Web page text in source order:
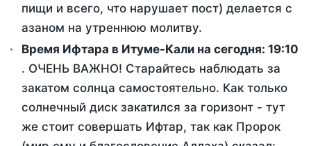
пищи и всего, что нарушает пост) делается с
азаном на утреннюю молитву.
Время Ифтара в Итуме-Кали на сегодня: 19:10
. ОЧЕНЬ ВАЖНО! Старайтесь наблюдать за
закатом солнца самостоятельно. Как только
солнечный диск закатился за горизонт - тут
же стоит совершать Ифтар, так как Пророк